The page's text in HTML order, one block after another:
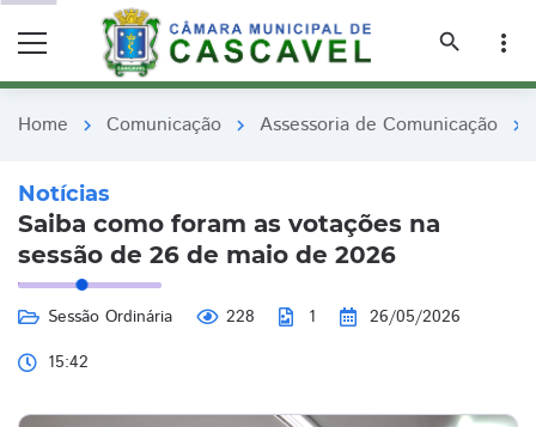
search
more_vert
Home chevron_right Comunicação chevron_right Assessoria de Comunicação chevron_right
Notícias
Saiba como foram as votações na
sessão de 26 de maio de 2026
Sessão Ordinária 228 1
26/05/2026
15:42